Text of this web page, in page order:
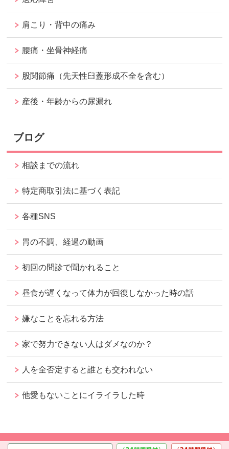
肩こり・背中の痛み
腰痛・坐骨神経痛
股関節痛（先天性臼蓋形成不全を含む）
産後・年齢からの尿漏れ
ブログ
相談までの流れ
特定商取引法に基づく表記
各種SNS
胃の不調、経過の動画
初回の問診で聞かれること
昼食が遅くなって体力が回復しなかった時の話
嫌なことを忘れる方法
家で努力できない人はダメなのか？
人を全否定すると誰とも交われない
他愛もないことにイライラした時